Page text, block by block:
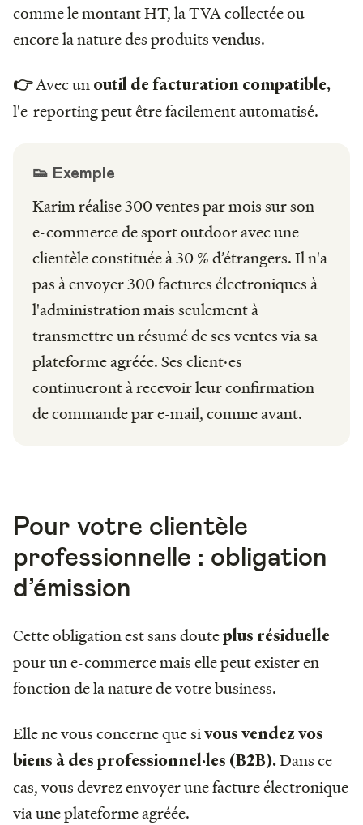
comme le montant HT, la TVA collectée ou
encore la nature des produits vendus.
👉Avec un outil de facturation compatible,
l'e-reporting peut être facilement automatisé.
👟 Exemple
Karim réalise 300 ventes par mois sur son
e-commerce de sport outdoor avec une
clientèle constituée à 30 % d’étrangers. Il n'a
pas à envoyer 300 factures électroniques à
l'administration mais seulement à
transmettre un résumé de ses ventes via sa
plateforme agréée. Ses client·es
continueront à recevoir leur confirmation
de commande par e-mail, comme avant.
Pour votre clientèle
professionnelle : obligation
d’émission
Cette obligation est sans douteplus résiduelle
pour un e-commerce mais elle peut exister en
fonction de la nature de votre business.
Elle ne vous concerne que sivous vendez vos
biens à des professionnel·les (B2B).Dans ce
cas, vous devrez envoyer une facture électronique
via une plateforme agréée.